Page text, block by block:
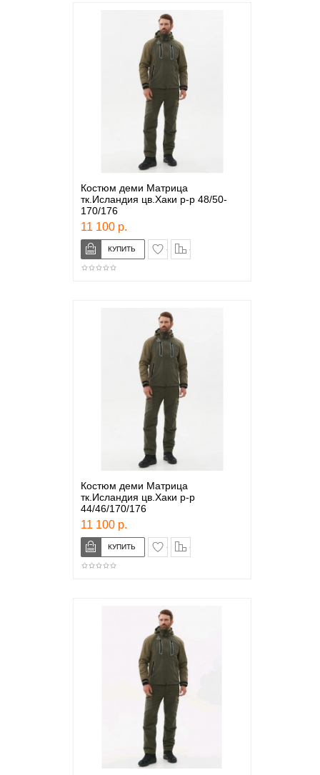
Костюм деми Матрица
тк.Исландия цв.Хаки р-р 48/50-
170/176
11 100 р.
в закладки
Костюм деми Матрица
тк.Исландия цв.Хаки р-р
44/46/170/176
11 100 р.
в закладки